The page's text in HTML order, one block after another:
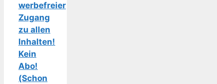
werbefreier
Zugang
zu allen
Inhalten!
Kein
Abo!
(Schon